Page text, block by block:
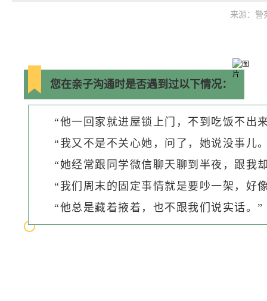
来源：警
您在亲子沟通时是否遇到过以下情况：
“他一回家就进屋锁上门，不到吃饭不出
“我又不是不关心她，问了，她说没事儿
“她经常跟同学微信聊天聊到半夜，跟我
“我们周末的固定事情就是要吵一架，好
“他总是藏着掖着，也不跟我们说实话。”